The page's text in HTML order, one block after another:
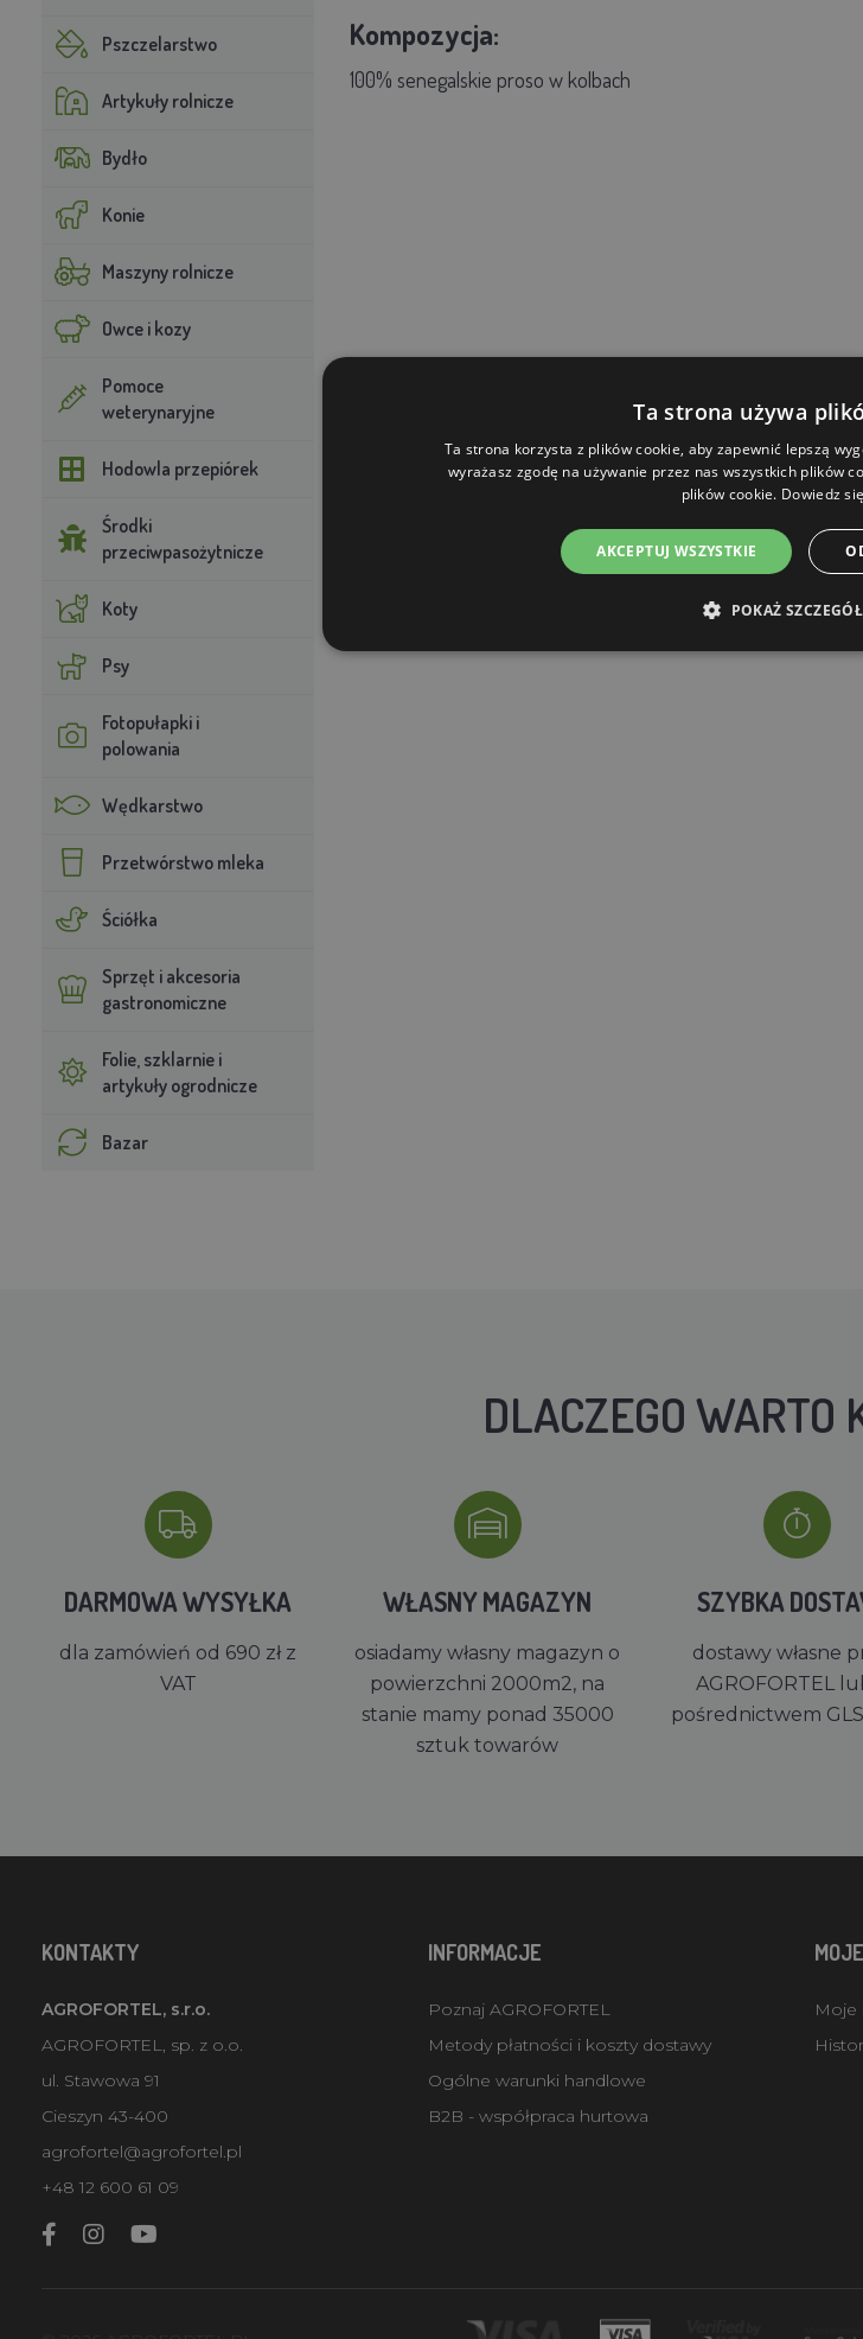
Pszczelarstwo
Artykuły rolnicze
Bydło
Konie
Maszyny rolnicze
Owce i kozy
Pomoce
weterynaryjne
Hodowla przepiórek
Środki
przeciwpasożytnicze
Koty
Psy
Fotopułapki i
polowania
Wędkarstwo
Przetwórstwo mleka
Ściółka
Sprzęt i akcesoria
gastronomiczne
Folie, szklarnie i
artykuły ogrodnicze
Bazar
Kompozycja:
100% senegalskie proso w kolbach
DLACZEGO WARTO
DARMOWA WYSYŁKA
dla zamówień od 690 zł z
VAT
WŁASNY MAGAZYN
osiadamy własny magazyn o
powierzchni 2000m2, na
stanie mamy ponad 35000
sztuk towarów
SZYBKA
dostawy własne
AGROFORTEL
pośrednictwem GLS
KONTAKTY
AGROFORTEL, s.r.o.
AGROFORTEL, sp. z o.o.
ul. Stawowa 91
Cieszyn 43-400
agrofortel@agrofortel.pl
+48 12 600 61 09
INFORMACJE
Poznaj AGROFORTEL
Metody płatności i koszty dostawy
Ogólne warunki handlowe
B2B - współpraca hurtowa
Moje
Ta strona używa
Ta strona korzysta z plików cookie, aby zapewnić lepszą
wyrażasz zgodę na używanie przez nas wszystkich plików
plików cookie. Dowiedz
AKCEPTUJ WSZYSTKIE
POKAŻ